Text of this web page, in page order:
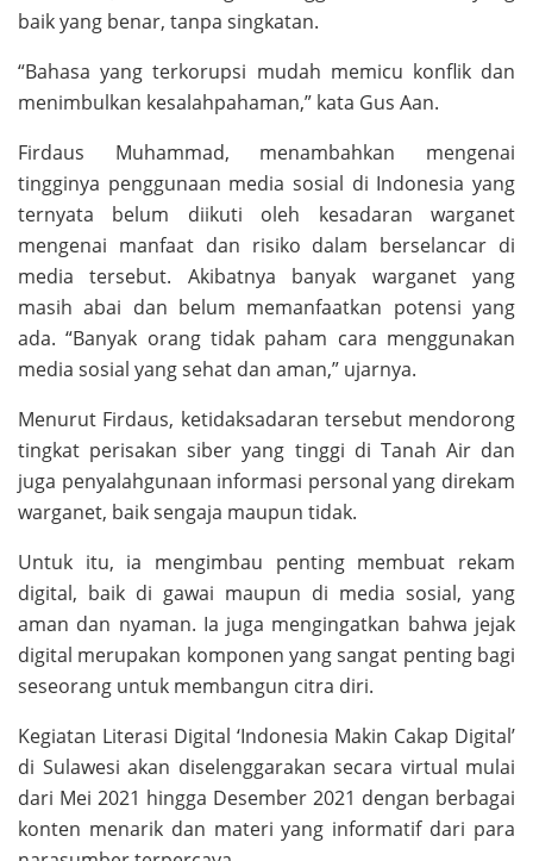
baik yang benar, tanpa singkatan.
“Bahasa yang terkorupsi mudah memicu konflik dan
menimbulkan kesalahpahaman,” kata Gus Aan.
Firdaus Muhammad, menambahkan mengenai
tingginya penggunaan media sosial di Indonesia yang
ternyata belum diikuti oleh kesadaran warganet
mengenai manfaat dan risiko dalam berselancar di
media tersebut. Akibatnya banyak warganet yang
masih abai dan belum memanfaatkan potensi yang
ada. “Banyak orang tidak paham cara menggunakan
media sosial yang sehat dan aman,” ujarnya.
Menurut Firdaus, ketidaksadaran tersebut mendorong
tingkat perisakan siber yang tinggi di Tanah Air dan
juga penyalahgunaan informasi personal yang direkam
warganet, baik sengaja maupun tidak.
Untuk itu, ia mengimbau penting membuat rekam
digital, baik di gawai maupun di media sosial, yang
aman dan nyaman. Ia juga mengingatkan bahwa jejak
digital merupakan komponen yang sangat penting bagi
seseorang untuk membangun citra diri.
Kegiatan Literasi Digital ‘Indonesia Makin Cakap Digital’
di Sulawesi akan diselenggarakan secara virtual mulai
dari Mei 2021 hingga Desember 2021 dengan berbagai
konten menarik dan materi yang informatif dari para